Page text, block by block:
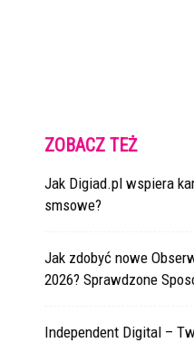
ZOBACZ TEŻ
Jak Digiad.pl wspiera
smsowe?
Jak zdobyć nowe
2026? Sprawdzone
Independent Digital –